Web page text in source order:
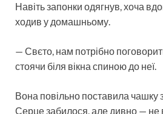
Навіть запонки одягнув, хоча
ходив у домашньому.
— Свєто, нам потрібно
стоячи біля вікна спиною до неї.
Вона повільно поставила чашку
Серце забилося, але дивно — не